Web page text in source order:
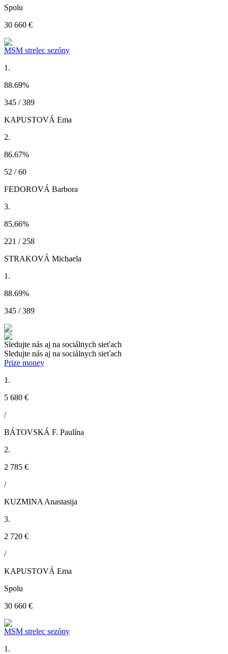
Spolu
30 660 €
MSM strelec sezóny
1.
88.69%
345 / 389
KAPUSTOVÁ Ema
2.
86.67%
52 / 60
FEDOROVÁ Barbora
3.
85.66%
221 / 258
STRAKOVÁ Michaela
1.
88.69%
345 / 389
Sledujte nás aj na sociálnych sieťach
Sledujte nás aj na sociálnych sieťach
Prize money
1.
5 680 €
/
BÁTOVSKÁ F. Paulína
2.
2 785 €
/
KUZMINA Anastasija
3.
2 720 €
/
KAPUSTOVÁ Ema
Spolu
30 660 €
MSM strelec sezóny
1.